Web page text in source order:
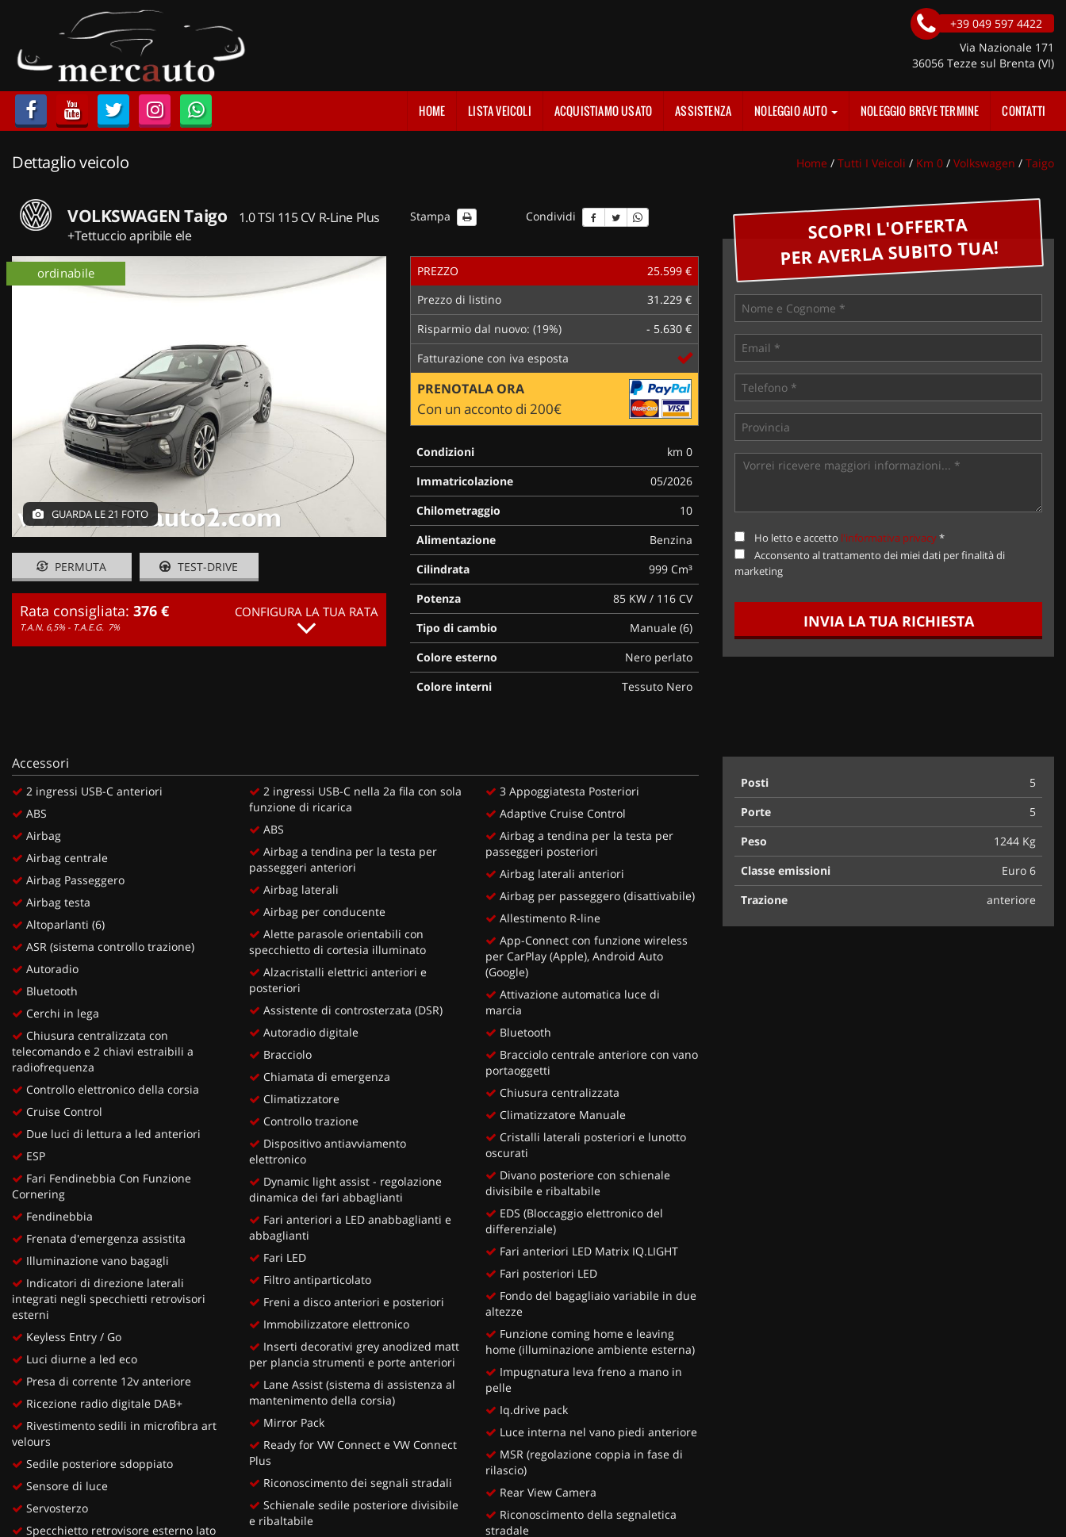
LISTA VEICOLI
ACQUISTIAMO USATO
ASSISTENZA
NOLEGGIO AUTO
NOLEGGIO LUNGO TERMINE
NOLEGGIO BREVE TERMINE
+39 049 597 4422
Via Nazionale 171
36056 Tezze sul Brenta (VI)
HOME LISTA VEICOLI ACQUISTIAMO USATO ASSISTENZA NOLEGGIO AUTO NOLEGGIO BREVE TERMINE CONTATTI
Dettaglio veicolo Home / Tutti I Veicoli / Km 0 / Volkswagen / Taigo
VOLKSWAGEN Taigo
1.0 TSI 115 CV R-Line Plus
+Tettuccio apribile ele
Stampa Condividi
ordinabile
GUARDA LE 21 FOTO
PERMUTA TEST-DRIVE
Rata consigliata: 376 €
T.A.N. 6,5% - T.A.E.G. 7%
CONFIGURA LA TUA RATA
PREZZO
25.599 €
Prezzo di listino
31.229 €
Risparmio dal nuovo: (19%)
- 5.630 €
Fatturazione con iva esposta
PRENOTALA ORA
Con un acconto di 200€
Condizioni
km 0
Immatricolazione
05/2026
Chilometraggio
10
Alimentazione
Benzina
Cilindrata
999 Cm³
Potenza
85 KW / 116 CV
Tipo di cambio
Manuale (6)
Colore esterno
Nero perlato
Colore interni
Tessuto Nero
SCOPRI L'OFFERTA
PER AVERLA SUBITO TUA!
Ho letto e accetto l'informativa privacy*
Acconsento al trattamento dei miei dati per finalità di
marketing
INVIA LA TUA RICHIESTA
Accessori
2 ingressi USB-C anteriori
ABS
Airbag
Airbag centrale
Airbag Passeggero
Airbag testa
Altoparlanti (6)
ASR (sistema controllo trazione)
Autoradio
Bluetooth
Cerchi in lega
Chiusura centralizzata con
telecomando e 2 chiavi estraibili a
radiofrequenza
Controllo elettronico della corsia
Cruise Control
Due luci di lettura a led anteriori
ESP
Fari Fendinebbia Con Funzione
Cornering
Fendinebbia
Frenata d'emergenza assistita
Illuminazione vano bagagli
Indicatori di direzione laterali
integrati negli specchietti retrovisori
esterni
Keyless Entry / Go
Luci diurne a led eco
Presa di corrente 12v anteriore
Ricezione radio digitale DAB+
Rivestimento sedili in microfibra art
velours
Sedile posteriore sdoppiato
Sensore di luce
Servosterzo
Specchietto retrovisore esterno lato
2 ingressi USB-C nella 2a fila con sola
funzione di ricarica
ABS
Airbag a tendina per la testa per
passeggeri anteriori
Airbag laterali
Airbag per conducente
Alette parasole orientabili con
specchietto di cortesia illuminato
Alzacristalli elettrici anteriori e
posteriori
Assistente di controsterzata (DSR)
Autoradio digitale
Bracciolo
Chiamata di emergenza
Climatizzatore
Controllo trazione
Dispositivo antiavviamento
elettronico
Dynamic light assist - regolazione
dinamica dei fari abbaglianti
Fari anteriori a LED anabbaglianti e
abbaglianti
Fari LED
Filtro antiparticolato
Freni a disco anteriori e posteriori
Immobilizzatore elettronico
Inserti decorativi grey anodized matt
per plancia strumenti e porte anteriori
Lane Assist (sistema di assistenza al
mantenimento della corsia)
Mirror Pack
Ready for VW Connect e VW Connect
Plus
Riconoscimento dei segnali stradali
Schienale sedile posteriore divisibile
e ribaltabile
3 Appoggiatesta Posteriori
Adaptive Cruise Control
Airbag a tendina per la testa per
passeggeri posteriori
Airbag laterali anteriori
Airbag per passeggero (disattivabile)
Allestimento R-line
App-Connect con funzione wireless
per CarPlay (Apple), Android Auto
(Google)
Attivazione automatica luce di
marcia
Bluetooth
Bracciolo centrale anteriore con vano
portaoggetti
Chiusura centralizzata
Climatizzatore Manuale
Cristalli laterali posteriori e lunotto
oscurati
Divano posteriore con schienale
divisibile e ribaltabile
EDS (Bloccaggio elettronico del
differenziale)
Fari anteriori LED Matrix IQ.LIGHT
Fari posteriori LED
Fondo del bagagliaio variabile in due
altezze
Funzione coming home e leaving
home (illuminazione ambiente esterna)
Impugnatura leva freno a mano in
pelle
Iq.drive pack
Luce interna nel vano piedi anteriore
MSR (regolazione coppia in fase di
rilascio)
Rear View Camera
Riconoscimento della segnaletica
stradale
Posti
5
Porte
5
Peso
1244 Kg
Classe emissioni
Euro 6
Trazione
anteriore